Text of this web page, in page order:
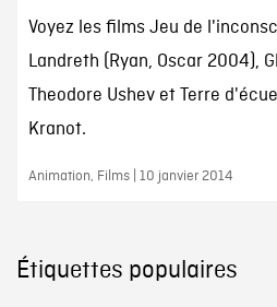
Voyez les films Jeu de
Landreth (Ryan, Oscar 2004),
Theodore Ushev et Terre
Kranot.
Animation, Films | 10 janvier 2014
Étiquettes populaires